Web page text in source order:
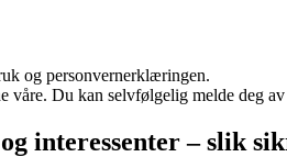
og personvernerklæringen.
våre. Du kan selvfølgelig melde deg av
interessenter – slik